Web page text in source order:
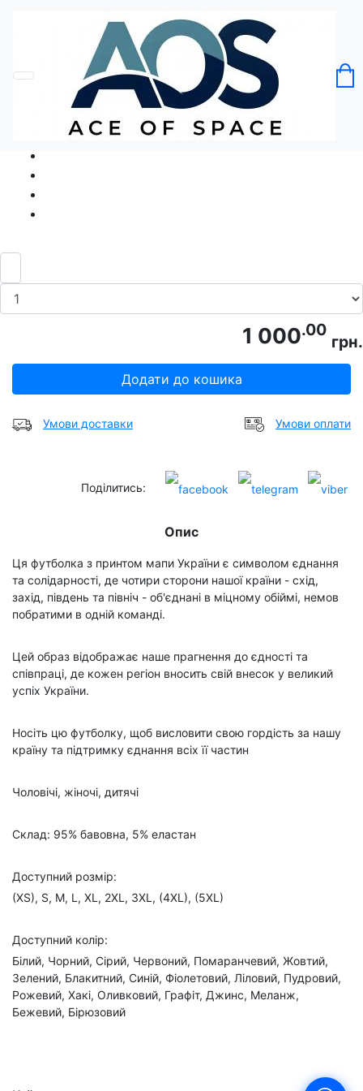
Без категорії
Футболка Сила Єдності
Код товару: Ace5215
1 000.00
грн.
Додати до кошика
Умови доставки Умови оплати
Поділитись:
Опис
Ця футболка з принтом мапи України є символом єднання
та солідарності, де чотири сторони нашої країни - схід,
захід, південь та північ - об'єднані в міцному обіймі, немов
побратими в одній команді.
Цей образ відображає наше прагнення до єдності та
співпраці, де кожен регіон вносить свій внесок у великий
успіх України.
Носіть цю футболку, щоб висловити свою гордість за нашу
країну та підтримку єднання всіх її частин
Чоловічі, жіночі, дитячі
Склад: 95% бавовна, 5% еластан
Доступний розмір:
(XS), S, M, L, XL, 2XL, 3XL, (4XL), (5XL)
Доступний колір:
Білий, Чорний, Сірий, Червоний, Помаранчевий, Жовтий,
Зелений, Блакитний, Синій, Фіолетовий, Ліловий, Пудровий,
Рожевий, Хакі, Оливковий, Графіт, Джинс, Меланж,
Бежевий, Бірюзовий